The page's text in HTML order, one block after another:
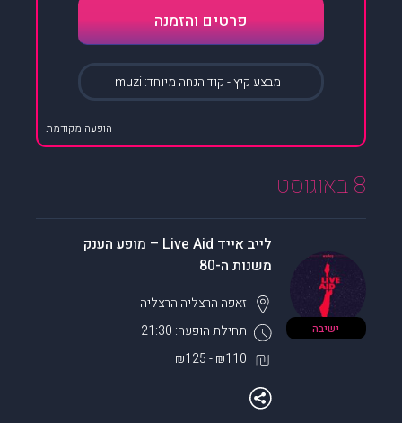
פרטים והזמנה
מבצע קיץ - קוד הנחה מיוחד: muzi
הופעה מקודמת
8 באוגוסט
ישיבה
לייב אייד Live Aid – מופע הענק
משנות ה-80
תחילת הופעה: 21:30
זאפה הרצליה הרצליה
₪110 - ₪125